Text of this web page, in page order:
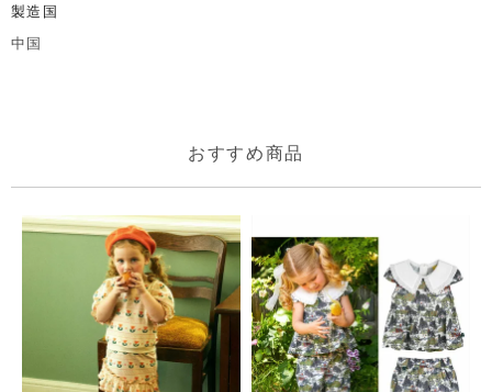
製造国
中国
おすすめ商品